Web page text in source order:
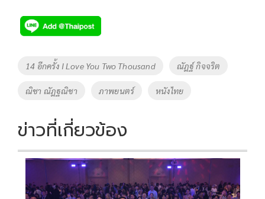
e
b
o
o
k
tt
er
p
y
Li
Tags
14 อีกครั้ง I Love You Two Thousand ณัฎฐ์ กิจจริต
ณิชา ณัฎฐณิชา ภาพยนตร์ หนังไทย
ข่าวที่เกี่ยวข้อง